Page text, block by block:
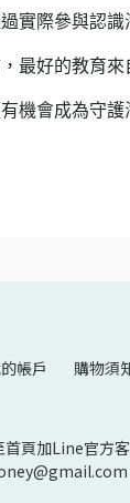
實際參與認識
最好的教育來
機會成為守護
帳戶 購物須
首頁加Line官方